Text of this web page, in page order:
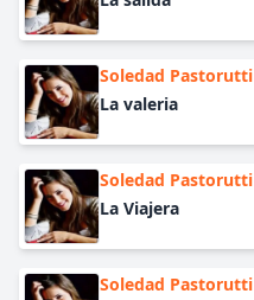
Soledad Pastorutti
La valeria
Soledad Pastorutti
La Viajera
Soledad Pastorutti